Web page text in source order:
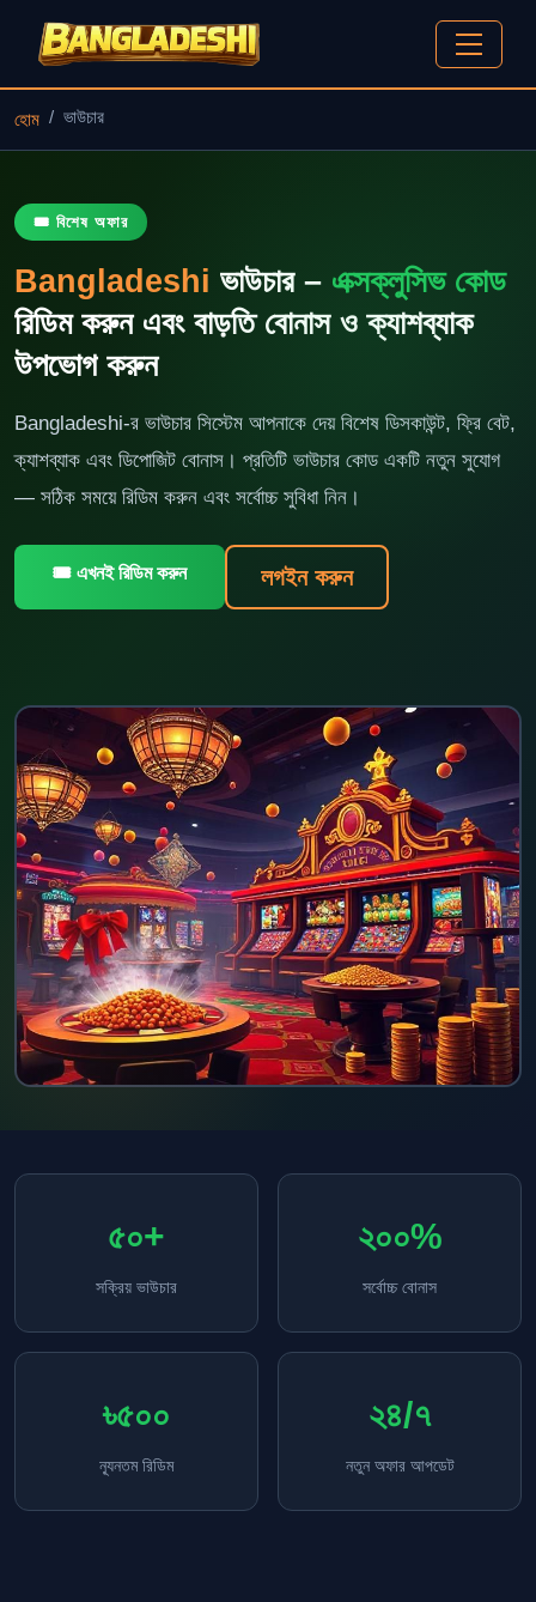
হোম ভাউচার
🎟️ বিশেষ অফার
Bangladeshi ভাউচার – এক্সক্লুসিভ কোড
রিডিম করুন এবং বাড়তি বোনাস ও ক্যাশব্যাক
উপভোগ করুন
Bangladeshi-র ভাউচার সিস্টেম আপনাকে দেয় বিশেষ ডিসকাউন্ট, ফ্রি বেট,
ক্যাশব্যাক এবং ডিপোজিট বোনাস। প্রতিটি ভাউচার কোড একটি নতুন সুযোগ
— সঠিক সময়ে রিডিম করুন এবং সর্বোচ্চ সুবিধা নিন।
🎟️ এখনই রিডিম করুন লগইন করুন
৫০+
সক্রিয় ভাউচার
২০০%
সর্বোচ্চ বোনাস
৳৫০০
ন্যূনতম রিডিম
২৪/৭
নতুন অফার আপডেট